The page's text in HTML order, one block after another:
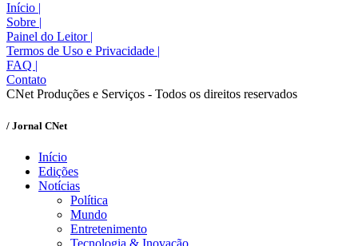
Início |
Sobre |
Painel do Leitor |
Termos de Uso e Privacidade |
FAQ |
Contato
CNet Produções e Serviços - Todos os direitos reservados
/ Jornal CNet
Início
Edições
Notícias
Política
Mundo
Entretenimento
Tecnologia & Inovação